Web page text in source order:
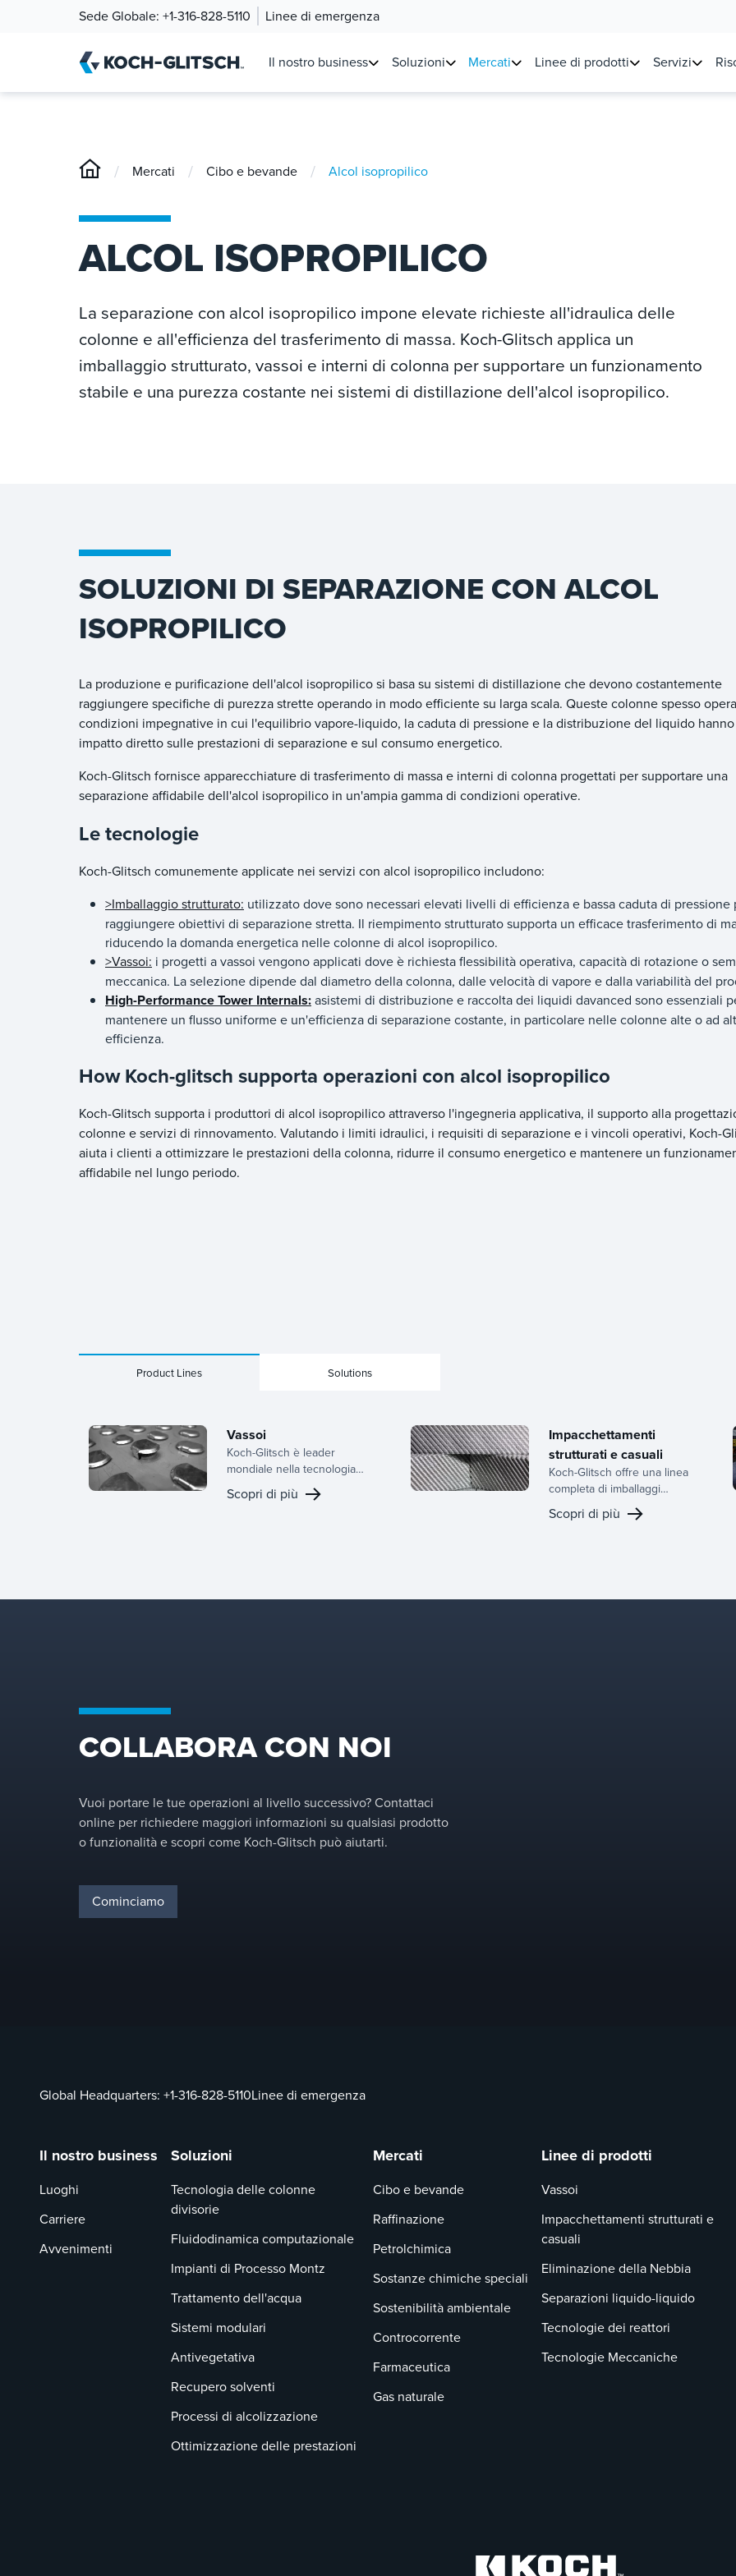
Sede Globale: +1-316-828-5110 Linee di emergenza
Il nostro business Soluzioni Mercati Linee di prodotti Servizi
/ Mercati / Cibo e bevande / Alcol isopropilico
ALCOL ISOPROPILICO
La separazione con alcol isopropilico impone elevate richieste all'idraulica delle
colonne e all'efficienza del trasferimento di massa. Koch-Glitsch applica un
imballaggio strutturato, vassoi e interni di colonna per supportare un funzionamento
stabile e una purezza costante nei sistemi di distillazione dell'alcol isopropilico.
SOLUZIONI DI SEPARAZIONE CON ALCOL
ISOPROPILICO
La produzione e purificazione dell'alcol isopropilico si basa su sistemi di distillazione che devono costantemente
raggiungere specifiche di purezza strette operando in modo efficiente su larga scala. Queste colonne spesso
condizioni impegnative in cui l'equilibrio vapore-liquido, la caduta di pressione e la distribuzione del liquido
impatto diretto sulle prestazioni di separazione e sul consumo energetico.
Koch-Glitsch fornisce apparecchiature di trasferimento di massa e interni di colonna progettati per supportare una
separazione affidabile dell'alcol isopropilico in un'ampia gamma di condizioni operative.
Le tecnologie
Koch-Glitsch comunemente applicate nei servizi con alcol isopropilico includono:
>Imballaggio strutturato: utilizzato dove sono necessari elevati livelli di efficienza e bassa caduta di pressione
raggiungere obiettivi di separazione stretta. Il riempimento strutturato supporta un efficace trasferimento di
riducendo la domanda energetica nelle colonne di alcol isopropilico.
>Vassoi: i progetti a vassoi vengono applicati dove è richiesta flessibilità operativa, capacità di rotazione o
meccanica. La selezione dipende dal diametro della colonna, dalle velocità di vapore e dalla variabilità del
High-Performance Tower Internals:asistemi di distribuzione e raccolta dei liquidi davanced sono essenziali
mantenere un flusso uniforme e un'efficienza di separazione costante, in particolare nelle colonne alte o ad
efficienza.
How Koch-glitsch supporta operazioni con alcol isopropilico
Koch-Glitsch supporta i produttori di alcol isopropilico attraverso l'ingegneria applicativa, il supporto alla
colonne e servizi di rinnovamento. Valutando i limiti idraulici, i requisiti di separazione e i vincoli operativi, Koch-
aiuta i clienti a ottimizzare le prestazioni della colonna, ridurre il consumo energetico e mantenere un
affidabile nel lungo periodo.
Product Lines Solutions
Vassoi
Koch-Glitsch è leader
mondiale nella tecnologia
dei vassoi, che offre
un'ampia gamma di design
forniamo il vassoio giusto
Scopri di più
Impacchettamenti
strutturati e casuali
Koch-Glitsch offre una linea
completa di imballaggi
strutturati e casuali,
supportati da decenni di
Scopri di più
COLLABORA CON NOI
Vuoi portare le tue operazioni al livello successivo? Contattaci
online per richiedere maggiori informazioni su qualsiasi prodotto
o funzionalità e scopri come Koch-Glitsch può aiutarti.
Cominciamo
Global Headquarters: +1-316-828-5110Linee di emergenza
Il nostro business
Luoghi
Carriere
Avvenimenti
Soluzioni
Tecnologia delle colonne
divisorie
Fluidodinamica computazionale
Impianti di Processo Montz
Trattamento dell'acqua
Sistemi modulari
Antivegetativa
Recupero solventi
Processi di alcolizzazione
Ottimizzazione delle prestazioni
Mercati
Cibo e bevande
Raffinazione
Petrolchimica
Sostanze chimiche speciali
Sostenibilità ambientale
Controcorrente
Farmaceutica
Gas naturale
Linee di prodotti
Vassoi
Impacchettamenti strutturati e
casuali
Eliminazione della Nebbia
Separazioni liquido-liquido
Tecnologie dei reattori
Tecnologie Meccaniche